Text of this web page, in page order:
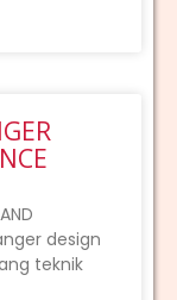
design
teknik